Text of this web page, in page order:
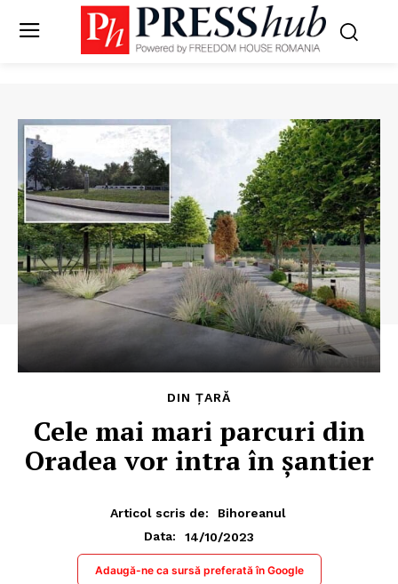
DIN ȚARĂ
Cele mai mari parcuri din
Oradea vor intra în șantier
Articol scris de:
Bihoreanul
Data:
14/10/2023
Adaugă-ne ca sursă preferată în Google